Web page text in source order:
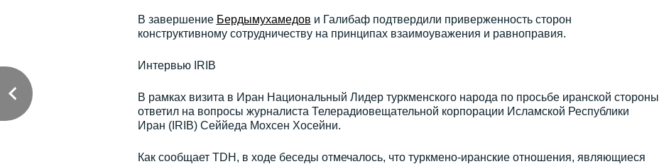
В завершение Бердымухамедов и Галибаф подтвердили приверженность сторон
конструктивному сотрудничеству на принципах взаимоуважения и равноправия.
Интервью IRIB
В рамках визита в Иран Национальный Лидер туркменского народа по просьбе иранской стороны
ответил на вопросы журналиста Телерадиовещательной корпорации Исламской Республики
Иран (IRIB) Сеййеда Мохсен Хосейни.
Как сообщает TDH, в ходе беседы отмечалось, что туркмено-иранские отношения, являющиеся